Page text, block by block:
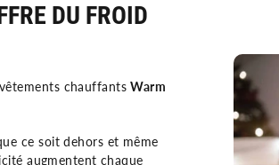
DU FROID
chauffantsWarm
ce soit dehors et même
augmentent chaque